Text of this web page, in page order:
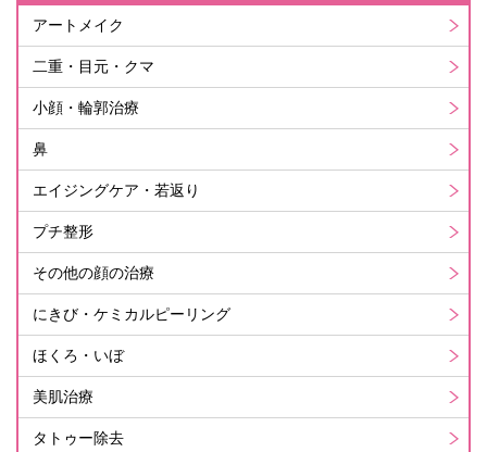
アートメイク
二重・目元・クマ
小顔・輪郭治療
鼻
エイジングケア・若返り
プチ整形
その他の顔の治療
にきび・ケミカルピーリング
ほくろ・いぼ
美肌治療
タトゥー除去